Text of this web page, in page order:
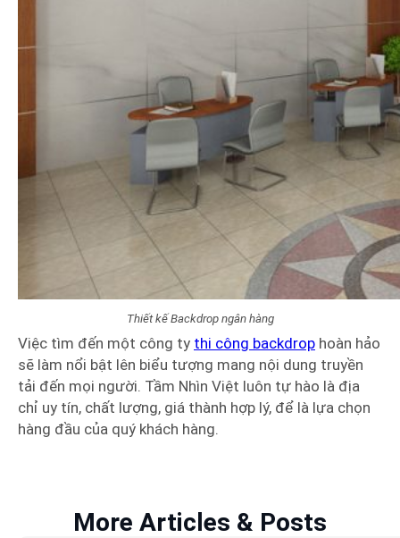
Thiết kế Backdrop ngân hàng
Việc tìm đến một công ty thi công backdrop hoàn hảo
sẽ làm nổi bật lên biểu tượng mang nội dung truyền
tải đến mọi người. Tầm Nhìn Việt luôn tự hào là địa
chỉ uy tín, chất lượng, giá thành hợp lý, để là lựa chọn
hàng đầu của quý khách hàng.
More Articles & Posts